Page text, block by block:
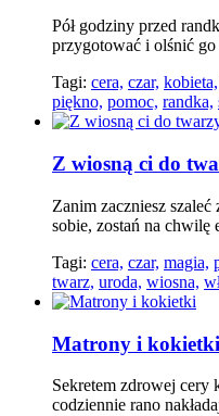
Pół godziny przed
przygotować i olśnić go
Tagi: cera, czar, kobieta,
piękno, pomoc, randka,
Z wiosną ci do
Zanim zaczniesz
sobie, zostań na chwilę
Tagi: cera, czar, magia,
twarz, uroda, wiosna,
Matrony i kokietki
Sekretem zdrowej cery
codziennie rano